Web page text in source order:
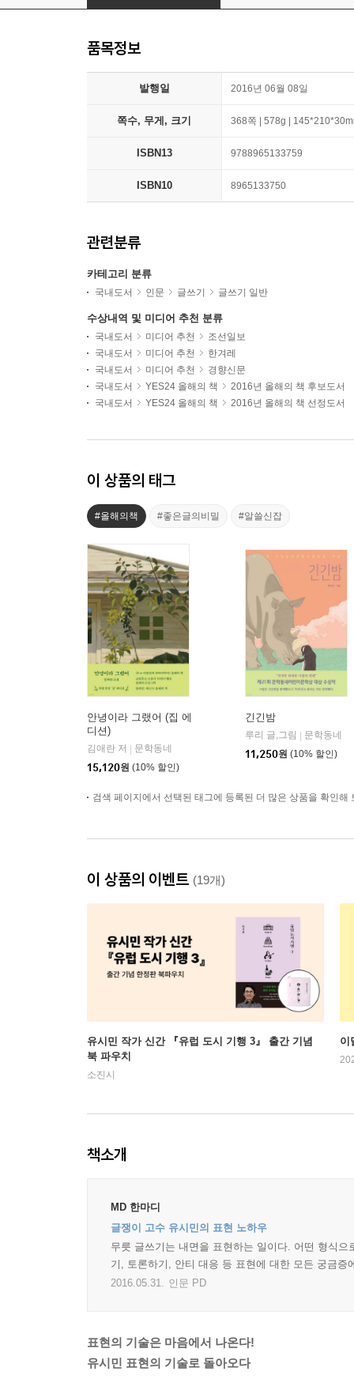
품목정보
발행일 2016년 06월 08일
쪽수, 무게, 크기 368쪽 | 578g |
ISBN13 9788965133759
ISBN10 8965133750
관련분류
카테고리 분류
국내도서 인문 글쓰기 글쓰기 일반
수상내역 및 미디어 추천 분류
국내도서 미디어 추천
조선일보
국내도서
미디어 추천
한겨레
국내도서
미디어 추천
경향신문
국내도서
YES24 올해의 책
2016년 올해의 책 후보도서
국내도서
YES24 올해의 책 2016년 올해의 책 선정도서
이 상품의 태그
#올해의책 #좋은글의비밀 #알쓸신잡
안녕이라 그랬어 (집 에
디션)
김애란 저
문학동네
15,120원 (10% 할인)
긴긴밤
루리 글,그림
문학동네
11,250원 (10% 할인)
검색 페이지에서 선택된 태그에 등록된 더 많은 상품을 확인해
이 상품의 이벤트 (19개)
유시민 작가 신간 『유럽 도시 기행 3』 출간 기념
북 파우치
소진시
이
책소개
MD 한마디
글쟁이 고수 유시민의 표현 노하우
무릇 글쓰기는 내면을 표현하는 일이다. 어떤 형식
기, 토론하기, 안티 대응 등 표현에 대한 모든 궁금
2016.05.31. 인문 PD
표현의 기술은 마음에서 나온다!
유시민 표현의 기술로 돌아오다